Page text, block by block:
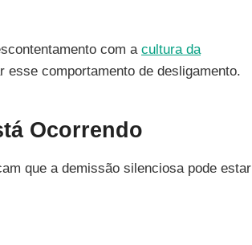
com a cultura da
comportamento de desligamento.
Ocorrendo
que a demissão silenciosa pode estar